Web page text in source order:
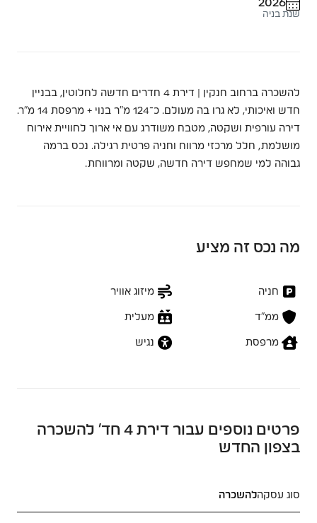
2026
שנת בניה
להשכרה ברחוב חנקין | דירת 4 חדרים חדשה לחלוטין, בבניין
חדש ואיכותי, לא גרו בה מעולם. כ־124 מ״ר בנוי + מרפסת 14 מ״ר.
דירה עורפית ושקטה, מטבח משודרג עם אי ארוך לחוויית אירוח
מושלמת, חלל מרכזי מרווח וחניה פרטית רגילה. נכס ברמה
גבוהה למי שמחפש דירה חדשה, שקטה ומרווחת.
מה נכס זה מציע
חניה מיזוג אוויר
ממ״ד מעלית
מרפסת נגיש
פרטים נוספים עבור דירת 4 חד’ להשכרה
בצפון החדש
סוג עסקהלהשכרה